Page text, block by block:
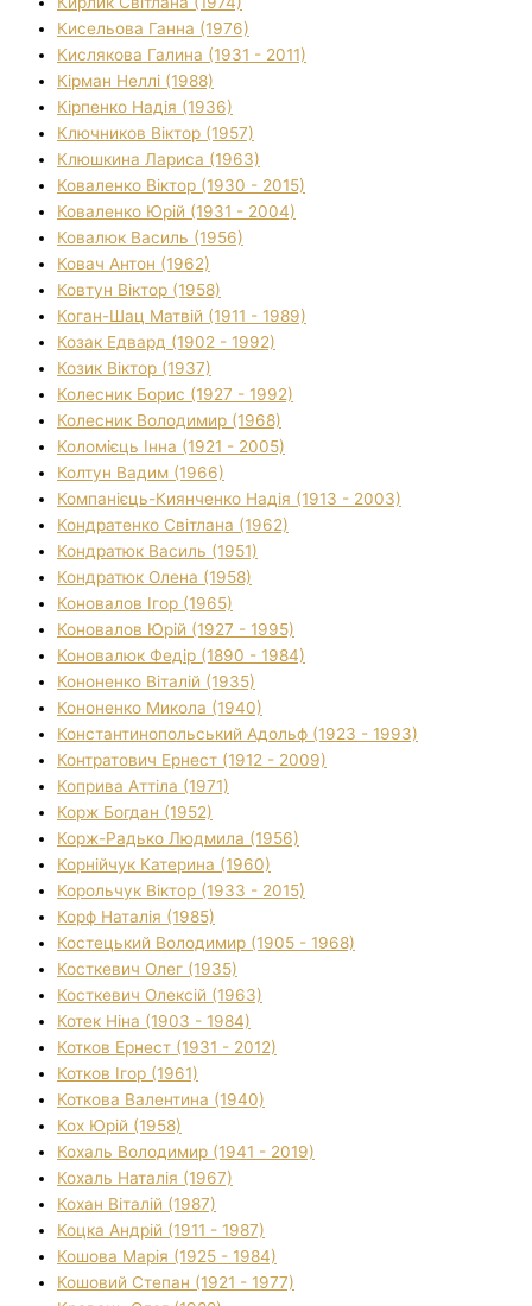
Кисельова Ганна (1976)
Кислякова Галина (1931 - 2011)
Кірман Неллі (1988)
Кірпенко Надія (1936)
Ключников Віктор (1957)
Клюшкина Лариса (1963)
Коваленко Віктор (1930 - 2015)
Коваленко Юрій (1931 - 2004)
Ковалюк Василь (1956)
Ковач Антон (1962)
Ковтун Віктор (1958)
Коган-Шац Матвій (1911 - 1989)
Козак Едвард (1902 - 1992)
Козик Віктор (1937)
Колесник Борис (1927 - 1992)
Колесник Володимир (1968)
Коломієць Інна (1921 - 2005)
Колтун Вадим (1966)
Компанієць-Киянченко Надія (1913 - 2003)
Кондратенко Світлана (1962)
Кондратюк Василь (1951)
Кондратюк Олена (1958)
Коновалов Ігор (1965)
Коновалов Юрій (1927 - 1995)
Коновалюк Федір (1890 - 1984)
Кононенко Віталій (1935)
Кононенко Микола (1940)
Константинопольський Адольф (1923 - 1993)
Контратович Ернест (1912 - 2009)
Коприва Аттіла (1971)
Корж Богдан (1952)
Корж-Радько Людмила (1956)
Корнійчук Катерина (1960)
Корольчук Віктор (1933 - 2015)
Корф Наталія (1985)
Костецький Володимир (1905 - 1968)
Косткевич Олег (1935)
Косткевич Олексій (1963)
Котек Ніна (1903 - 1984)
Котков Ернест (1931 - 2012)
Котков Ігор (1961)
Коткова Валентина (1940)
Кох Юрій (1958)
Кохаль Володимир (1941 - 2019)
Кохаль Наталія (1967)
Кохан Віталій (1987)
Коцка Андрій (1911 - 1987)
Кошова Марія (1925 - 1984)
Кошовий Степан (1921 - 1977)